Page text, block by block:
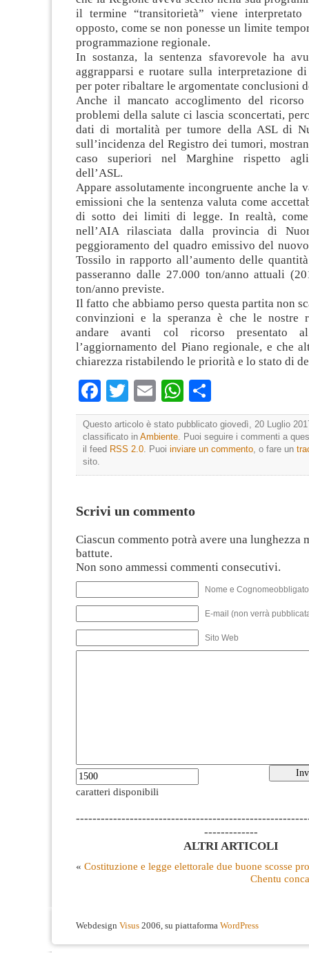
il termine “transitorietà” viene interpretato
opposto, come se non ponesse un limite
programmazione regionale.
In sostanza, la sentenza sfavorevole ha
aggrapparsi e ruotare sulla interpretazione
per poter ribaltare le argomentate conclusioni
Anche il mancato accoglimento del
problemi della salute ci lascia sconcertati,
dati di mortalità per tumore della ASL di
sull’incidenza del Registro dei tumori,
caso superiori nel Marghine rispetto
dell’ASL.
Appare assolutamente incongruente anche la
emissioni che la sentenza valuta come
di sotto dei limiti di legge. In realtà,
nell’AIA rilasciata dalla provincia di
peggioramento del quadro emissivo del
Tossilo in rapporto all’aumento delle
passeranno dalle 27.000 ton/anno attuali
ton/anno previste.
Il fatto che abbiamo perso questa partita non
convinzioni e la speranza è che le nostre
andare avanti col ricorso presentato
l’aggiornamento del Piano regionale, e che
chiarezza ristabilendo le priorità e lo stato di
Facebook
Twitter
EmailWhatsApp
Questo articolo è stato pubblicato giovedì, 20 Luglio
classificato in Ambiente . Puoi seguire i commenti a
il feed RSS 2.0 . Puoi inviare un commento , o fare un
sito.
Scrivi un commento
Ciascun commento potrà avere una lunghezza
battute.
Non sono ammessi commenti consecutivi.
Nome e
E-mail (non verrà
Sito Web
caratteri disponibili
-------------
ALTRI ARTICOLI
« Costituzione e legge elettorale due buone scosse
Chentu
Webdesign Visus 2006, su piattaforma WordPress